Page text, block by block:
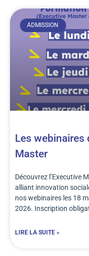
ADMISSION
Les webinaires
Master
Découvrez l’Executive
alliant innovation
nos webinaires les 18
2026. Inscription
LIRE LA SUITE »